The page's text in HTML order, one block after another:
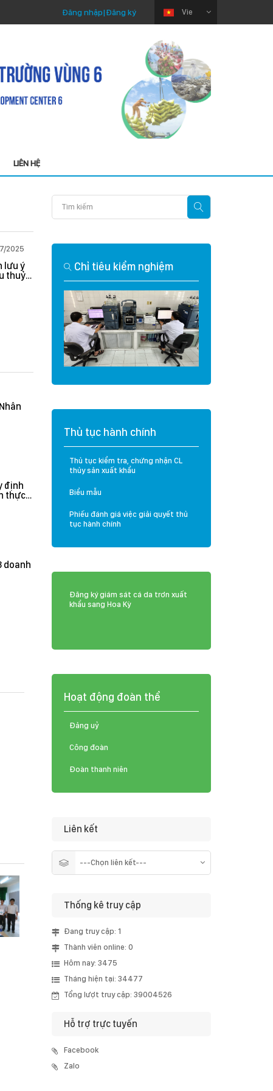
Vie
Đăng nhập|Đăng ký
LIÊN HỆ
2025
lưu ý
thuỷ
Phân tích nhanh
Cadimi và Vàng O
trên mẫu Mít và Sầu
định
thực
doanh
Chỉ tiêu kiểm nghiệm
Thủ tục hành chính
Thủ tục kiểm tra, chứng nhận CL
thủy sản xuất khẩu
Biểu mẫu
Phiếu đánh giá việc giải quyết thủ
tục hành chính
Đăng ký giám sát cá da trơn xuất
khẩu sang Hoa Kỳ
Hoạt động đoàn thể
Đảng uỷ
Công đoàn
Đoàn thanh niên
Liên kết
Thống kê truy cập
Đang truy cập: 1
Thành viên online: 0
Hôm nay: 3475
Tháng hiện tại: 34477
Tổng lượt truy cập: 39004526
Hỗ trợ trực tuyến
Facebook
Zalo